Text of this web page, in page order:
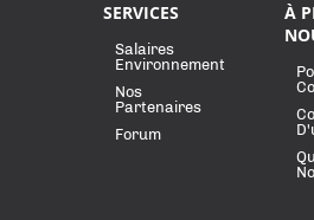
SERVICES
Salaires
Environnement
Nos
Partenaires
Forum
À